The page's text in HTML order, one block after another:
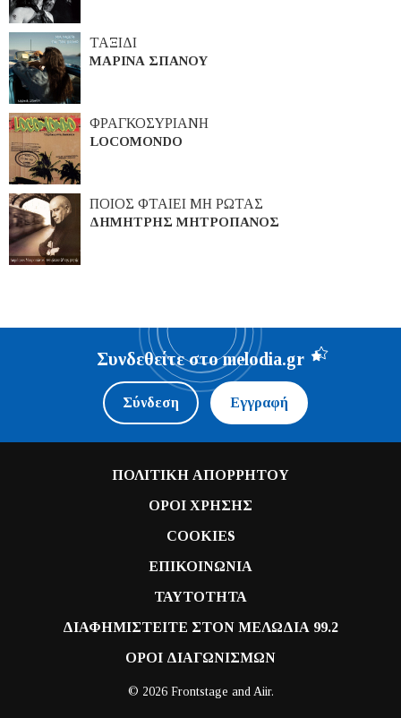
ΤΑΞΙΔΙ
ΜΑΡΙΝΑ ΣΠΑΝΟΥ
ΦΡΑΓΚΟΣΥΡΙΑΝΗ
LOCOMONDO
ΠΟΙΟΣ ΦΤΑΙΕΙ ΜΗ ΡΩΤΑΣ
ΔΗΜΗΤΡΗΣ ΜΗΤΡΟΠΑΝΟΣ
Συνδεθείτε στο melodia.gr
Σύνδεση Εγγραφή
ΠΟΛΙΤΙΚΗ ΑΠΟΡΡΗΤΟΥ
ΟΡΟΙ ΧΡΗΣΗΣ
COOKIES
ΕΠΙΚΟΙΝΩΝΙΑ
ΤΑΥΤΟΤΗΤΑ
ΔΙΑΦΗΜΙΣΤΕΙΤΕ ΣΤΟΝ ΜΕΛΩΔΙΑ 99.2
ΟΡΟΙ ΔΙΑΓΩΝΙΣΜΩΝ
© 2026 Frontstage and Aiir.